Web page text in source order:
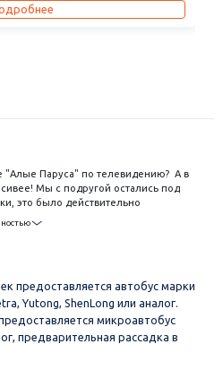
"Алые Паруса" по телевидению? А в
Мы с подругой остались под
это было действительно
предоставляется автобус марки
Yutong, ShenLong или аналог.
микроавтобус
предварительная рассадка в